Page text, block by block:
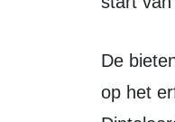
De bieten hebben vervolgens nog een hele route af te leggen. “Ze worden hier
op het